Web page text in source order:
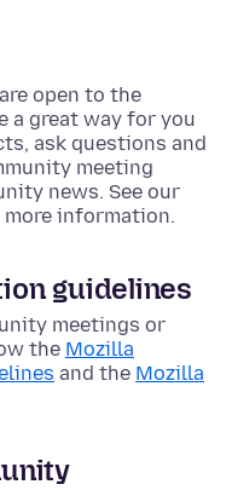
open to the
a great way for you
ask questions and
meeting
news. See our
information.
guidelines
meetings or
the Mozilla
and the Mozilla